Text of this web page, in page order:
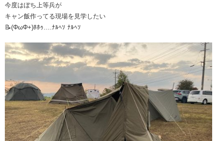
今度はぼち上等兵が
キャン飯作ってる現場を見学したい
📝(ΦωΦ+)ﾎﾎｩ….ﾅﾙﾍｿ ﾅﾙﾍｿ